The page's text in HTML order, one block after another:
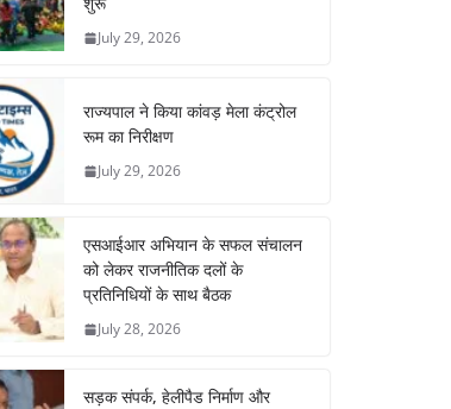
July 29, 2026
राज्यपाल ने किया कांवड़ मेला कंट्रोल
रूम का निरीक्षण
July 29, 2026
एसआईआर अभियान के सफल संचालन
को लेकर राजनीतिक दलों के
प्रतिनिधियों के साथ बैठक
July 28, 2026
सड़क संपर्क, हेलीपैड निर्माण और